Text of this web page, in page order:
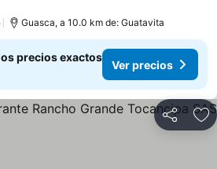
Guasca, a 10.0 km de: Guatavita
precios exactos
Ver precios
Compartir